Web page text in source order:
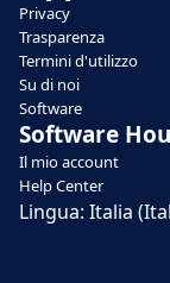
Privacy
Trasparenza
Termini d'utilizzo
Su di noi
Software
Software
Il mio account
Help Center
Lingua: Italia